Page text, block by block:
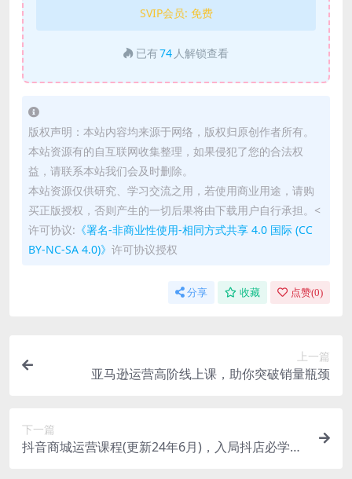
SVIP会员: 免费
已有74 人解锁查看
版权声明：本站内容均来源于网络，版权归原创作者所有。
本站资源有的自互联网收集整理，如果侵犯了您的合法权
益，请联系本站我们会及时删除。
本站资源仅供研究、学习交流之用，若使用商业用途，请购
买正版授权，否则产生的一切后果将由下载用户自行承担。<
许可协议: 《署名-非商业性使用-相同方式共享 4.0 国际 (CC
BY-NC-SA 4.0)》 许可协议授权
分享 收藏 点赞(0)
上一篇
亚马逊运营高阶线上课，助你突破销量瓶颈
下一篇
抖音商城运营课程(更新24年6月)，入局抖店必学